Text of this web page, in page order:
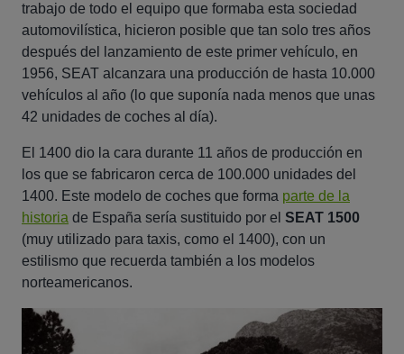
trabajo de todo el equipo que formaba esta sociedad
automovilística, hicieron posible que tan solo tres años
después del lanzamiento de este primer vehículo, en
1956, SEAT alcanzara una producción de hasta 10.000
vehículos al año (lo que suponía nada menos que unas
42 unidades de coches al día).
El 1400 dio la cara durante 11 años de producción en
los que se fabricaron cerca de 100.000 unidades del
1400. Este modelo de coches que forma parte de la
historia de España sería sustituido por el SEAT 1500
(muy utilizado para taxis, como el 1400), con un
estilismo que recuerda también a los modelos
norteamericanos.